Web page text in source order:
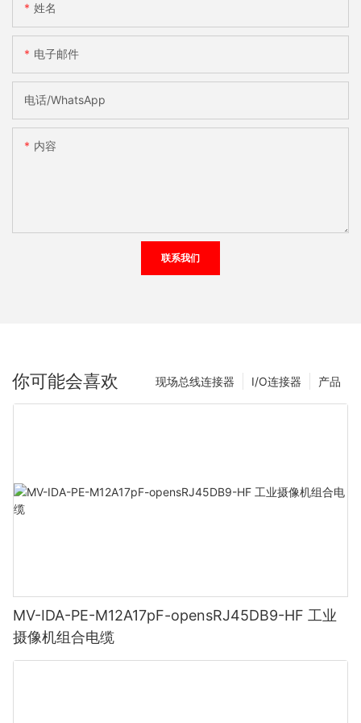
姓名
电子邮件
电话/WhatsApp
内容
联系我们
你可能会喜欢 产品
I/O连接器
现场总线连接器
MV-IDA-PE-M12A17pF-opensRJ45DB9-HF 工业
摄像机组合电缆